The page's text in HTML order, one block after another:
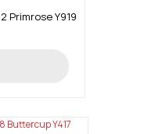
Primrose Y919